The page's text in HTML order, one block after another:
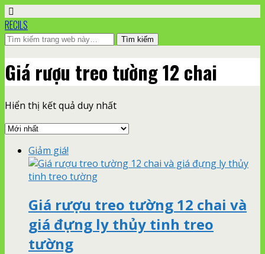
RECILS
Giá rượu treo tường 12 chai
Hiển thị kết quả duy nhất
Giảm giá!
Giá rượu treo tường 12 chai và
giá đựng ly thủy tinh treo
tường